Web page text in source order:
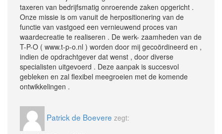
taxeren van bedrijfsmatig onroerende zaken opgericht .
Onze missie is om vanuit de herpositionering van de
functie van vastgoed een vernieuwend proces van
waardecreatie te realiseren . De werk- zaamheden van de
T-P-O ( www.t-p-o.nl ) worden door mij gecoördineerd en ,
indien de opdrachtgever dat wenst , door diverse
specialisten uitgevoerd . Deze aanpak is succesvol
gebleken en zal flexibel meegroeien met de komende
ontwikkelingen .
Patrick de Boevere zegt: